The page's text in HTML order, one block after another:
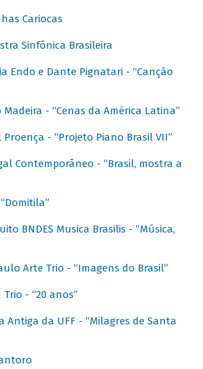
Cariocas
Sinfônica Brasileira
Endo e Dante Pignatari - “Canção
- “Cenas da América Latina”
Proença - “Projeto Piano Brasil VII”
Contemporâneo - “Brasil, mostra a
BNDES Musica Brasilis - “Música,
Arte Trio - “Imagens do Brasil”
- “20 anos”
Antiga da UFF - “Milagres de Santa